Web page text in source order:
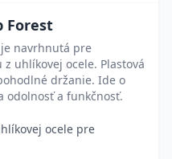
Forest
navrhnutá pre
uhlíkovej ocele. Plastová
držanie. Ide o
odolnosť a funkčnosť.
ocele pre